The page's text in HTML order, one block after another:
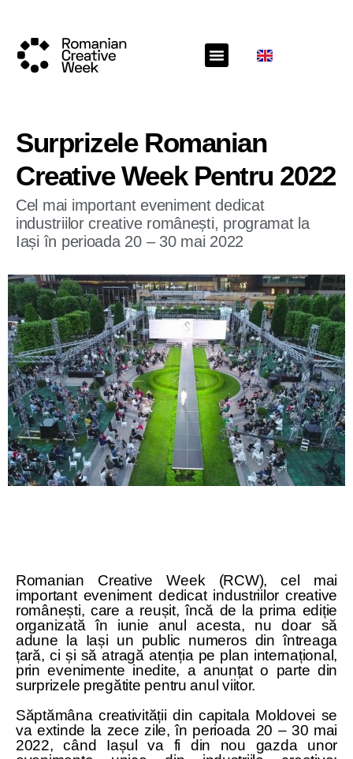
Surprizele Romanian
Creative Week Pentru 2022
Cel mai important eveniment dedicat
industriilor creative românești, programat la
Iași în perioada 20 – 30 mai 2022
Romanian Creative Week (RCW), cel mai
important eveniment dedicat industriilor creative
românești, care a reușit, încă de la prima ediție
organizată în iunie anul acesta, nu doar să
adune la Iași un public numeros din întreaga
țară, ci și să atragă atenția pe plan internațional,
prin evenimente inedite, a anunțat o parte din
surprizele pregătite pentru anul viitor.
Săptămâna creativității din capitala Moldovei se
va extinde la zece zile, în perioada 20 – 30 mai
2022, când Iașul va fi din nou gazda unor